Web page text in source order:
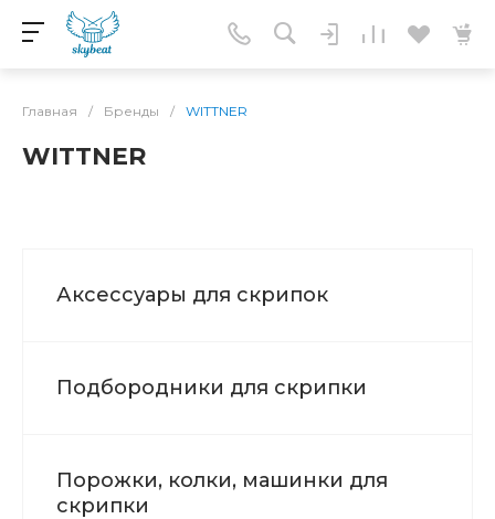
Главная / Бренды / WITTNER
WITTNER
Аксессуары для скрипок
Подбородники для скрипки
Порожки, колки, машинки для
скрипки